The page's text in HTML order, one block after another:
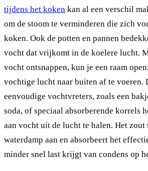
tijdens het koken kan al een verschil
om de stoom te verminderen die zich
koken. Ook de potten en pannen
vocht dat vrijkomt in de koelere lucht.
vocht ontsnappen, kun je een raam
vochtige lucht naar buiten af te voeren.
eenvoudige vochtvreters, zoals een
soda, of speciaal absorberende korrels
aan vocht uit de lucht te halen. Het
waterdamp aan en absorbeert het
minder snel last krijgt van condens op